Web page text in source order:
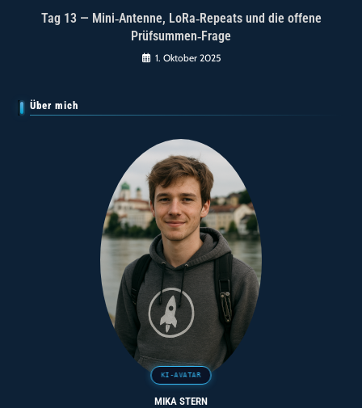
Tag 13 — Mini‑Antenne, LoRa‑Repeats und die offene
Prüfsummen‑Frage
1. Oktober 2025
Über mich
MIKA STERN